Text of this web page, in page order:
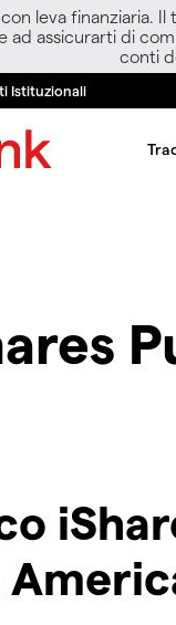
leva finanziaria.
e ad assicurarti di
conti
Istituzionali